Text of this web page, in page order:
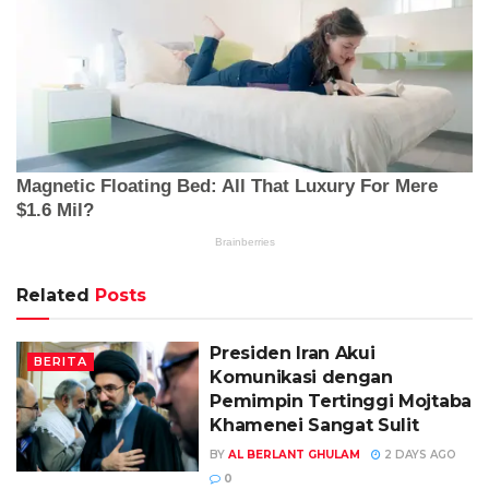
Related Posts
BERITA
Presiden Iran Akui
Komunikasi dengan
Pemimpin Tertinggi Mojtaba
Khamenei Sangat Sulit
BY AL BERLANT GHULAM
2 DAYS AGO
0